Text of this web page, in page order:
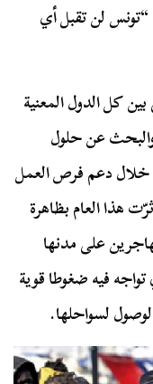
لن تقبل أي
كل الدول المعنية
والبحث عن حلول
خلال دعم فرص العمل
هذا العام بظاهرة
على مدنها
فيه ضغوطا قوية
لسواحلها.